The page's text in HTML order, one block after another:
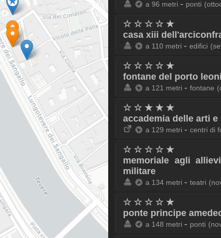
a 96 metri - ponti
☆ ☆ ☆ ☆ ★
casa xiii
a 110 metri - edifici
☆ ☆ ☆ ☆ ★
fontane del porto
a 121 metri - fontane
☆ ☆ ★ ★ ★
accademia delle arti
a 129 metri - centri di
☆ ☆ ☆ ☆ ★
memoriale agli
militare
a 134 metri - teatri
☆ ☆ ☆ ☆ ★
ponte principe
a 148 metri - ponti